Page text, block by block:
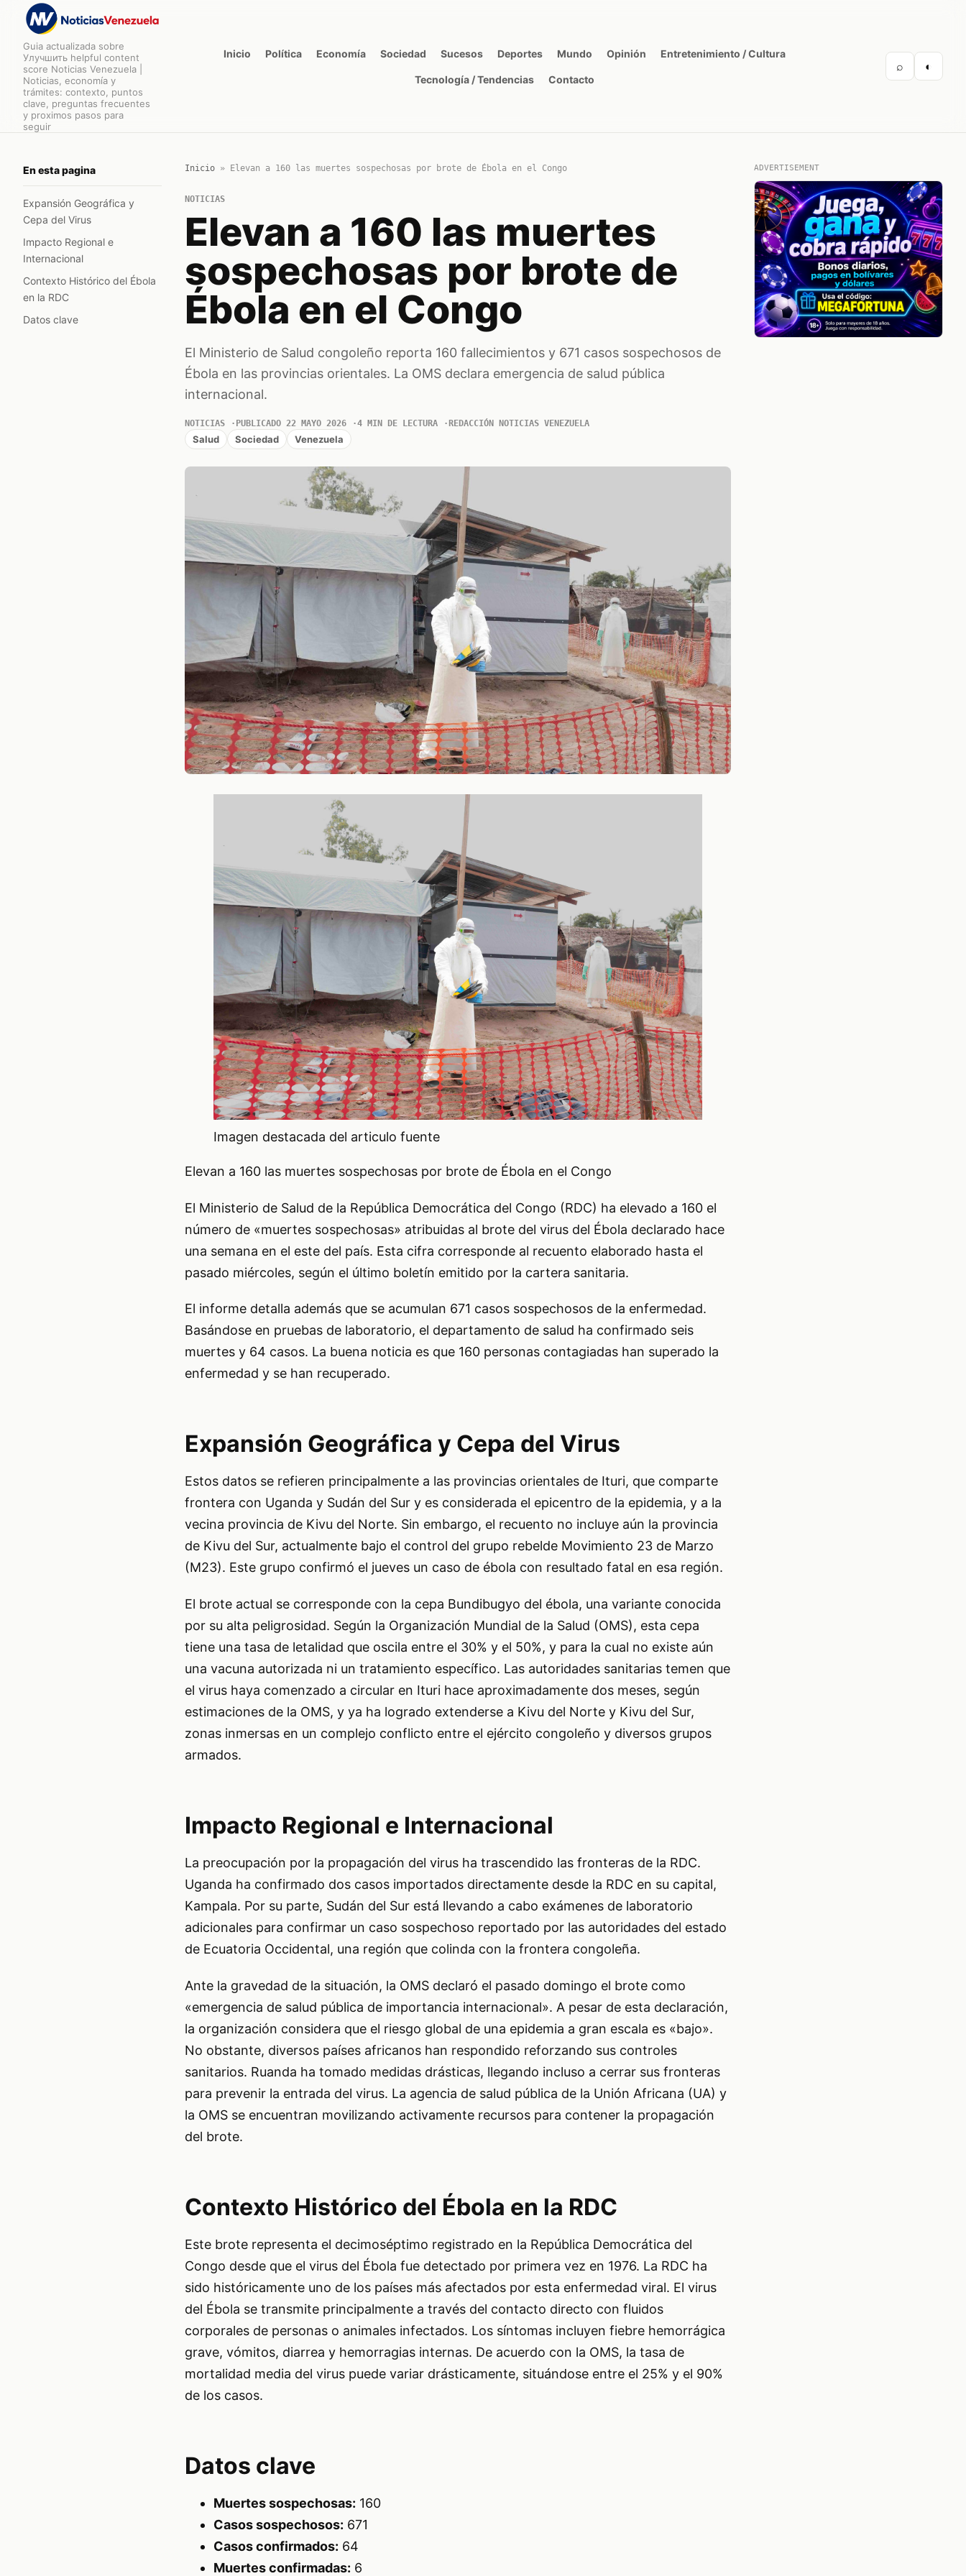
Guia actualizada sobre
Улучшить helpful content
score Noticias Venezuela |
Noticias, economía y
trámites: contexto, puntos
clave, preguntas frecuentes
y proximos pasos para
seguir
Inicio Política Economía Sociedad Sucesos Deportes Mundo Opinión Entretenimiento / Cultura
Tecnología / Tendencias Contacto
⌕ ◐
En esta pagina
Expansión Geográfica y
Cepa del Virus
Impacto Regional e
Internacional
Contexto Histórico del Ébola
en la RDC
Datos clave
Inicio» Elevan a 160 las muertes sospechosas por brote de Ébola en el Congo
NOTICIAS
Elevan a 160 las muertes
sospechosas por brote de
Ébola en el Congo
El Ministerio de Salud congoleño reporta 160 fallecimientos y 671 casos sospechosos de
Ébola en las provincias orientales. La OMS declara emergencia de salud pública
internacional.
NOTICIAS PUBLICADO 22 MAYO 2026 4 MIN DE LECTURA REDACCIÓN NOTICIAS VENEZUELA
Salud Sociedad Venezuela
Imagen destacada del articulo fuente
Elevan a 160 las muertes sospechosas por brote de Ébola en el Congo
El Ministerio de Salud de la República Democrática del Congo (RDC) ha elevado a 160 el
número de «muertes sospechosas» atribuidas al brote del virus del Ébola declarado hace
una semana en el este del país. Esta cifra corresponde al recuento elaborado hasta el
pasado miércoles, según el último boletín emitido por la cartera sanitaria.
El informe detalla además que se acumulan 671 casos sospechosos de la enfermedad.
Basándose en pruebas de laboratorio, el departamento de salud ha confirmado seis
muertes y 64 casos. La buena noticia es que 160 personas contagiadas han superado la
enfermedad y se han recuperado.
Expansión Geográfica y Cepa del Virus
Estos datos se refieren principalmente a las provincias orientales de Ituri, que comparte
frontera con Uganda y Sudán del Sur y es considerada el epicentro de la epidemia, y a la
vecina provincia de Kivu del Norte. Sin embargo, el recuento no incluye aún la provincia
de Kivu del Sur, actualmente bajo el control del grupo rebelde Movimiento 23 de Marzo
(M23). Este grupo confirmó el jueves un caso de ébola con resultado fatal en esa región.
El brote actual se corresponde con la cepa Bundibugyo del ébola, una variante conocida
por su alta peligrosidad. Según la Organización Mundial de la Salud (OMS), esta cepa
tiene una tasa de letalidad que oscila entre el 30% y el 50%, y para la cual no existe aún
una vacuna autorizada ni un tratamiento específico. Las autoridades sanitarias temen que
el virus haya comenzado a circular en Ituri hace aproximadamente dos meses, según
estimaciones de la OMS, y ya ha logrado extenderse a Kivu del Norte y Kivu del Sur,
zonas inmersas en un complejo conflicto entre el ejército congoleño y diversos grupos
armados.
Impacto Regional e Internacional
La preocupación por la propagación del virus ha trascendido las fronteras de la RDC.
Uganda ha confirmado dos casos importados directamente desde la RDC en su capital,
Kampala. Por su parte, Sudán del Sur está llevando a cabo exámenes de laboratorio
adicionales para confirmar un caso sospechoso reportado por las autoridades del estado
de Ecuatoria Occidental, una región que colinda con la frontera congoleña.
Ante la gravedad de la situación, la OMS declaró el pasado domingo el brote como
«emergencia de salud pública de importancia internacional». A pesar de esta declaración,
la organización considera que el riesgo global de una epidemia a gran escala es «bajo».
No obstante, diversos países africanos han respondido reforzando sus controles
sanitarios. Ruanda ha tomado medidas drásticas, llegando incluso a cerrar sus fronteras
para prevenir la entrada del virus. La agencia de salud pública de la Unión Africana (UA) y
la OMS se encuentran movilizando activamente recursos para contener la propagación
del brote.
Contexto Histórico del Ébola en la RDC
Este brote representa el decimoséptimo registrado en la República Democrática del
Congo desde que el virus del Ébola fue detectado por primera vez en 1976. La RDC ha
sido históricamente uno de los países más afectados por esta enfermedad viral. El virus
del Ébola se transmite principalmente a través del contacto directo con fluidos
corporales de personas o animales infectados. Los síntomas incluyen fiebre hemorrágica
grave, vómitos, diarrea y hemorragias internas. De acuerdo con la OMS, la tasa de
mortalidad media del virus puede variar drásticamente, situándose entre el 25% y el 90%
de los casos.
Datos clave
Muertes sospechosas: 160
Casos sospechosos: 671
Casos confirmados: 64
Muertes confirmadas: 6
ADVERTISEMENT